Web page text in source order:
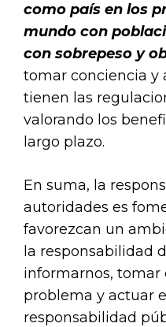
como país en los
mundo con
con sobrepeso y
tomar conciencia y
tienen las
valorando los
largo plazo.
En suma, la
autoridades es
favorezcan un
la responsabilidad
informarnos, tomar
problema y actuar
responsabilidad